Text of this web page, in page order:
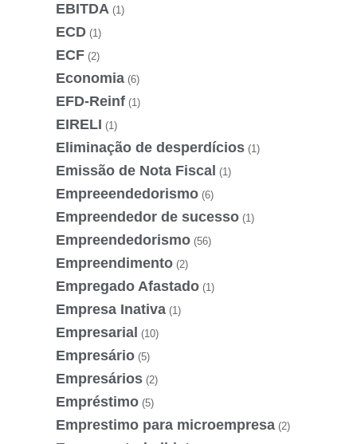
EBITDA (1)
ECD (1)
ECF (2)
Economia (6)
EFD-Reinf (1)
EIRELI (1)
Eliminação de desperdícios (1)
Emissão de Nota Fiscal (1)
Empreeendedorismo (6)
Empreendedor de sucesso (1)
Empreendedorismo (56)
Empreendimento (2)
Empregado Afastado (1)
Empresa Inativa (1)
Empresarial (10)
Empresário (5)
Empresários (2)
Empréstimo (5)
Emprestimo para microempresa (2)